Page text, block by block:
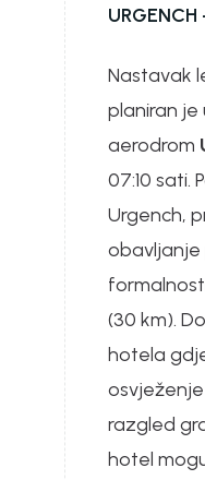
Nastavak
planiran je
aerodrom
07:10 sati.
Urgench,
obavljanje
(30 km).
hotela
razgled
hotel